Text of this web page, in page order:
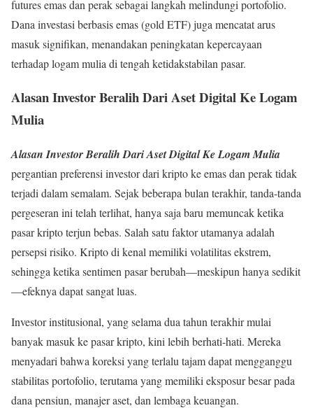
futures emas dan perak sebagai langkah melindungi portofolio.
Dana investasi berbasis emas (gold ETF) juga mencatat arus
masuk signifikan, menandakan peningkatan kepercayaan
terhadap logam mulia di tengah ketidakstabilan pasar.
Alasan Investor Beralih Dari Aset Digital Ke Logam
Mulia
Alasan Investor Beralih Dari Aset Digital Ke Logam Mulia
pergantian preferensi investor dari kripto ke emas dan perak tidak
terjadi dalam semalam. Sejak beberapa bulan terakhir, tanda-tanda
pergeseran ini telah terlihat, hanya saja baru memuncak ketika
pasar kripto terjun bebas. Salah satu faktor utamanya adalah
persepsi risiko. Kripto di kenal memiliki volatilitas ekstrem,
sehingga ketika sentimen pasar berubah—meskipun hanya sedikit
—efeknya dapat sangat luas.
Investor institusional, yang selama dua tahun terakhir mulai
banyak masuk ke pasar kripto, kini lebih berhati-hati. Mereka
menyadari bahwa koreksi yang terlalu tajam dapat mengganggu
stabilitas portofolio, terutama yang memiliki eksposur besar pada
dana pensiun, manajer aset, dan lembaga keuangan.